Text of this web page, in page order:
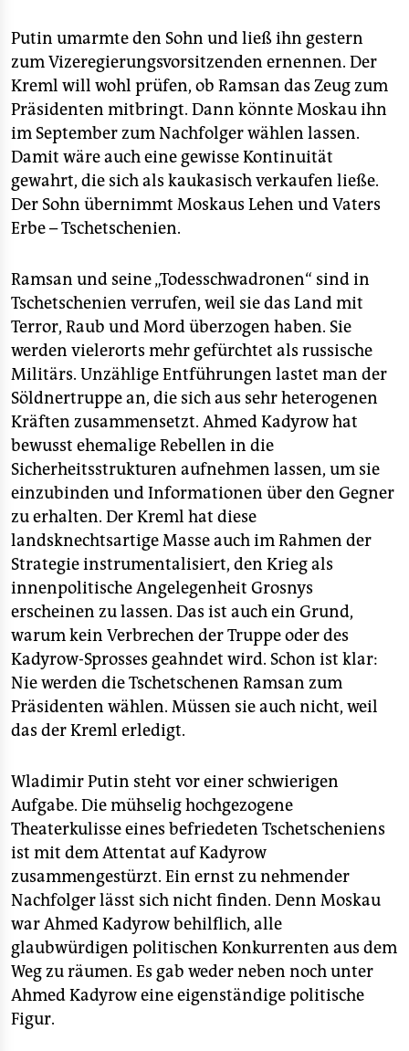
Putin umarmte den Sohn und ließ ihn gestern
zum Vizeregierungsvorsitzenden ernennen. Der
Kreml will wohl prüfen, ob Ramsan das Zeug zum
Präsidenten mitbringt. Dann könnte Moskau ihn
im September zum Nachfolger wählen lassen.
Damit wäre auch eine gewisse Kontinuität
gewahrt, die sich als kaukasisch verkaufen ließe.
Der Sohn übernimmt Moskaus Lehen und Vaters
Erbe – Tschetschenien.
Ramsan und seine „Todesschwadronen“ sind in
Tschetschenien verrufen, weil sie das Land mit
Terror, Raub und Mord überzogen haben. Sie
werden vielerorts mehr gefürchtet als russische
Militärs. Unzählige Entführungen lastet man der
Söldnertruppe an, die sich aus sehr heterogenen
Kräften zusammensetzt. Ahmed Kadyrow hat
bewusst ehemalige Rebellen in die
Sicherheitsstrukturen aufnehmen lassen, um sie
einzubinden und Informationen über den Gegner
zu erhalten. Der Kreml hat diese
landsknechtsartige Masse auch im Rahmen der
Strategie instrumentalisiert, den Krieg als
innenpolitische Angelegenheit Grosnys
erscheinen zu lassen. Das ist auch ein Grund,
warum kein Verbrechen der Truppe oder des
Kadyrow-Sprosses geahndet wird. Schon ist klar:
Nie werden die Tschetschenen Ramsan zum
Präsidenten wählen. Müssen sie auch nicht, weil
das der Kreml erledigt.
Wladimir Putin steht vor einer schwierigen
Aufgabe. Die mühselig hochgezogene
Theaterkulisse eines befriedeten Tschetscheniens
ist mit dem Attentat auf Kadyrow
zusammengestürzt. Ein ernst zu nehmender
Nachfolger lässt sich nicht finden. Denn Moskau
war Ahmed Kadyrow behilflich, alle
glaubwürdigen politischen Konkurrenten aus dem
Weg zu räumen. Es gab weder neben noch unter
Ahmed Kadyrow eine eigenständige politische
Figur.